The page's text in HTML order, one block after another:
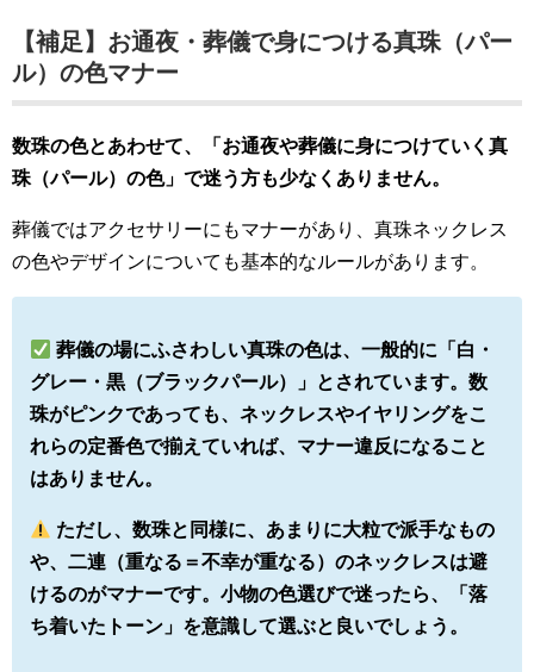
【補足】お通夜・葬儀で身につける真珠（パー
ル）の色マナー
数珠の色とあわせて、「お通夜や葬儀に身につけていく真
珠（パール）の色」で迷う方も少なくありません。
葬儀ではアクセサリーにもマナーがあり、真珠ネックレス
の色やデザインについても基本的なルールがあります。
葬儀の場にふさわしい真珠の色は、一般的に「白・
グレー・黒（ブラックパール）」とされています。数
珠がピンクであっても、ネックレスやイヤリングをこ
れらの定番色で揃えていれば、マナー違反になること
はありません。
ただし、数珠と同様に、あまりに大粒で派手なもの
や、二連（重なる＝不幸が重なる）のネックレスは避
けるのがマナーです。小物の色選びで迷ったら、「落
ち着いたトーン」を意識して選ぶと良いでしょう。